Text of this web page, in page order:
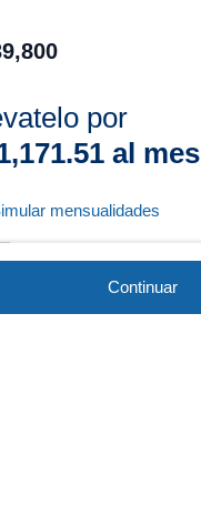
,800
por
,171.51al mes
mensualidades
Continuar